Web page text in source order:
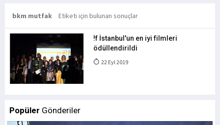
bkm mutfak Etiketi için bulunan sonuçlar
!f İstanbul'un en iyi filmleri
ödüllendirildi
22 Eyl 2019
Popüler Gönderiler